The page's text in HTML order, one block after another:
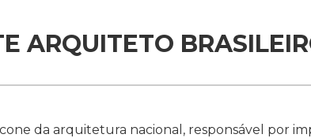
ARQUITETO
da arquitetura nacional, responsável por